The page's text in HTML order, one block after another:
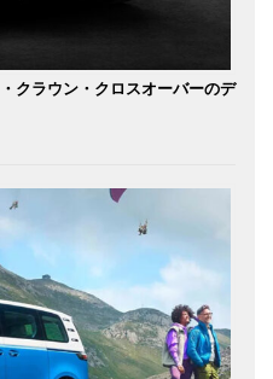
クラウン・クロスオーバーのデ